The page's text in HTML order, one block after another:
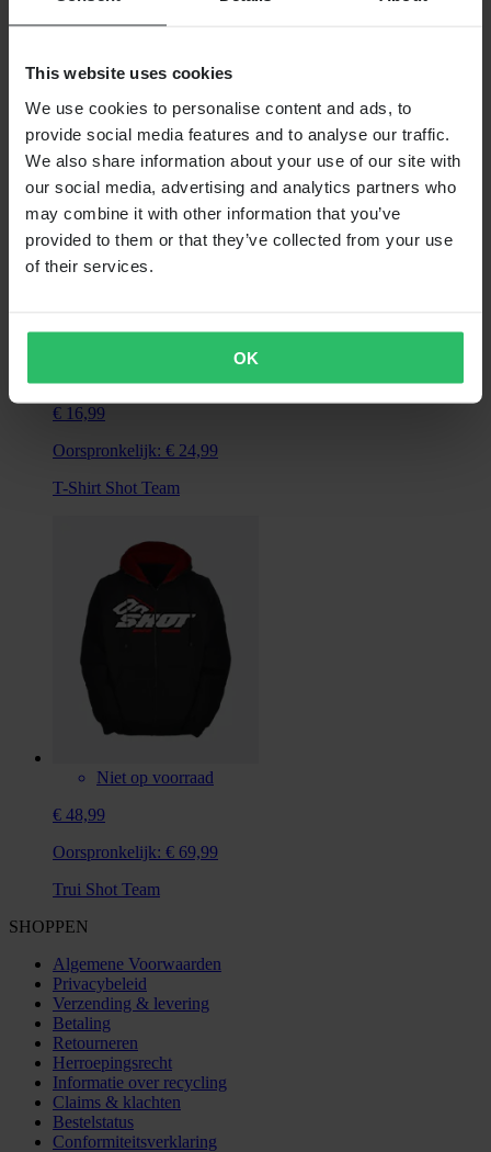
This website uses cookies
We use cookies to personalise content and ads, to
provide social media features and to analyse our traffic.
We also share information about your use of our site with
our social media, advertising and analytics partners who
may combine it with other information that you’ve
provided to them or that they’ve collected from your use
of their services.
OK
€ 16,99
Oorspronkelijk: € 24,99
T-Shirt Shot Team
Niet op voorraad
€ 48,99
Oorspronkelijk: € 69,99
Trui Shot Team
SHOPPEN
Algemene Voorwaarden
Privacybeleid
Verzending & levering
Betaling
Retourneren
Herroepingsrecht
Informatie over recycling
Claims & klachten
Bestelstatus
Conformiteitsverklaring